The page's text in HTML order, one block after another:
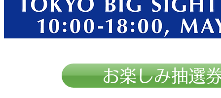
お楽しみ抽選